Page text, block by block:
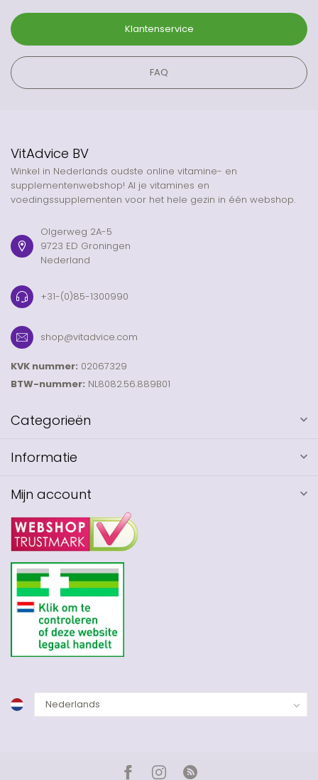
Klantenservice
FAQ
VitAdvice BV
Winkel in Nederlands oudste online vitamine- en
supplementenwebshop! Al je vitamines en
voedingssupplementen voor het hele gezin in één webshop.
Olgerweg 2A-5
9723 ED Groningen
Nederland
+31-(0)85-1300990
shop@vitadvice.com
KVK nummer: 02067329
BTW-nummer: NL8082.56.889B01
Categorieën
Informatie
Mijn account